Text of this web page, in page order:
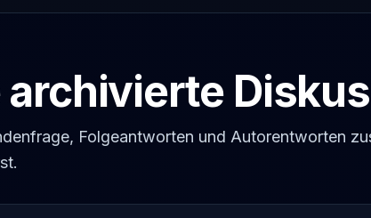
archivierte
Folgeantworten und Autorentworten